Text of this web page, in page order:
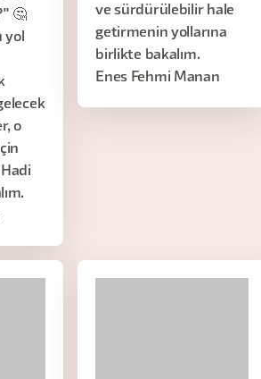
🤔
yol
o
Hadi
ve sürdürülebilir hale
getirmenin yollarına
birlikte bakalım.
Enes Fehmi Manan